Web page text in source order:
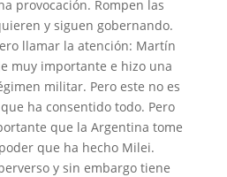
provocación. Rompen las
y siguen gobernando.
llamar la atención: Martín
muy importante e hizo una
militar. Pero este no es
ha consentido todo. Pero
que la Argentina tome
que ha hecho Milei.
y sin embargo tiene